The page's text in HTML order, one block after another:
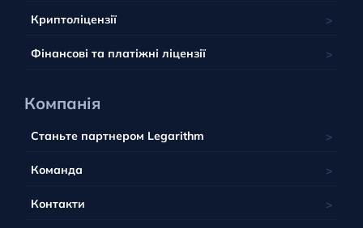
Криптоліцензії
Фінансові та платіжні ліцензії
Польща
Вануату
Компанія
Станьте партнером Legarithm
Команда
Контакти